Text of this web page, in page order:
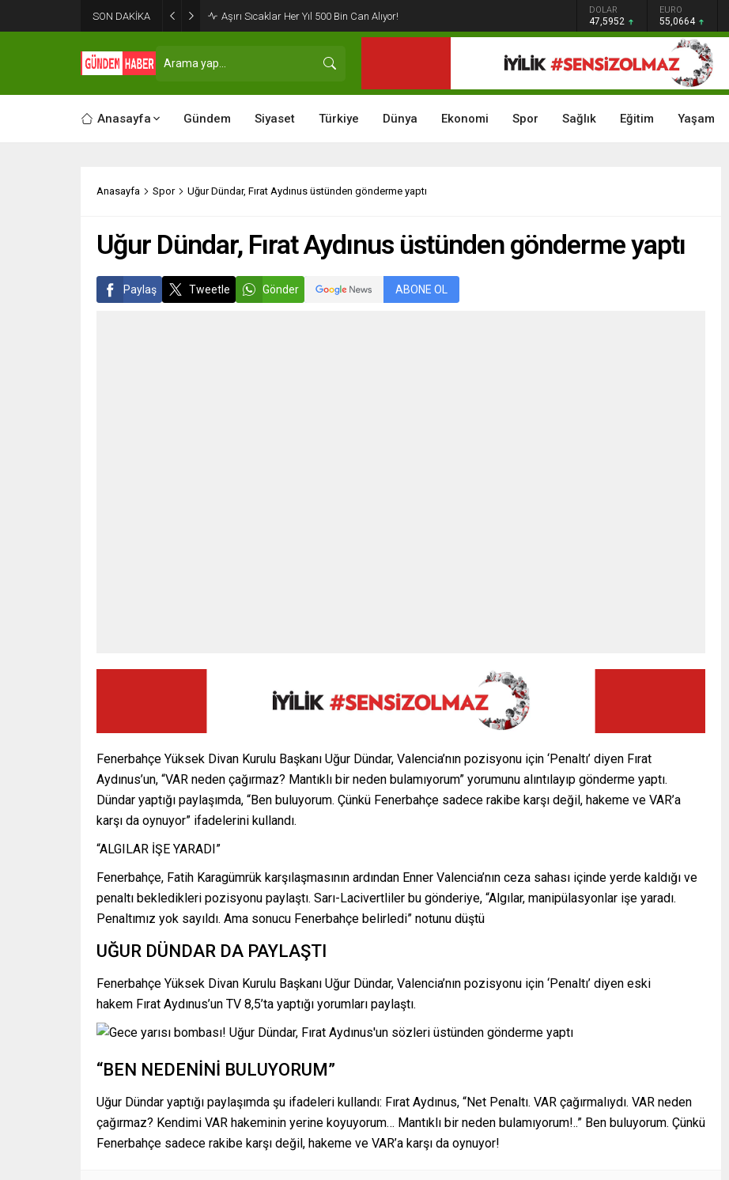
SON DAKİKA Aşırı Sıcaklar Her Yıl 500 Bin Can Alıyor! DOLAR
47,5952
EURO
55,0664
Anasayfa Gündem Siyaset Türkiye Dünya Ekonomi Spor Sağlık Eğitim Yaşam
Anasayfa Spor Uğur Dündar, Fırat Aydınus üstünden gönderme yaptı
Uğur Dündar, Fırat Aydınus üstünden gönderme yaptı
Paylaş Tweetle Gönder ABONE OL
Fenerbahçe Yüksek Divan Kurulu Başkanı Uğur Dündar, Valencia’nın pozisyonu için ‘Penaltı’ diyen Fırat
Aydınus’un, “VAR neden çağırmaz? Mantıklı bir neden bulamıyorum” yorumunu alıntılayıp gönderme yaptı.
Dündar yaptığı paylaşımda, “Ben buluyorum. Çünkü Fenerbahçe sadece rakibe karşı değil, hakeme ve VAR’a
karşı da oynuyor” ifadelerini kullandı.
“ALGILAR İŞE YARADI”
Fenerbahçe, Fatih Karagümrük karşılaşmasının ardından Enner Valencia’nın ceza sahası içinde yerde kaldığı ve
penaltı bekledikleri pozisyonu paylaştı. Sarı-Lacivertliler bu gönderiye, “Algılar, manipülasyonlar işe yaradı.
Penaltımız yok sayıldı. Ama sonucu Fenerbahçe belirledi” notunu düştü
UĞUR DÜNDAR DA PAYLAŞTI
Fenerbahçe Yüksek Divan Kurulu Başkanı Uğur Dündar, Valencia’nın pozisyonu için ‘Penaltı’ diyen eski
hakem Fırat Aydınus’un TV 8,5’ta yaptığı yorumları paylaştı.
“BEN NEDENİNİ BULUYORUM”
Uğur Dündar yaptığı paylaşımda şu ifadeleri kullandı: Fırat Aydınus, “Net Penaltı. VAR çağırmalıydı. VAR neden
çağırmaz? Kendimi VAR hakeminin yerine koyuyorum… Mantıklı bir neden bulamıyorum!..” Ben buluyorum. Çünkü
Fenerbahçe sadece rakibe karşı değil, hakeme ve VAR’a karşı da oynuyor!